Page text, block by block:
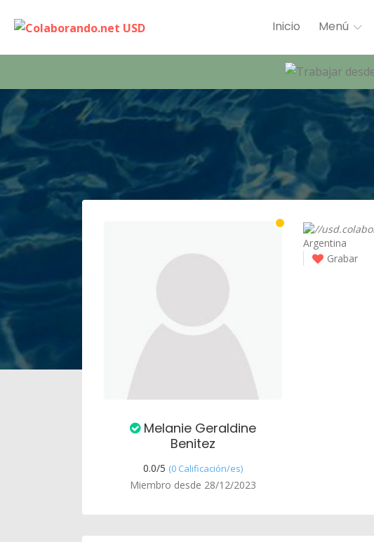
Inicio Menú
Melanie Geraldine
Benitez
0.0/5 (0 Calificación/es)
Miembro desde 28/12/2023
Argentina
Grabar